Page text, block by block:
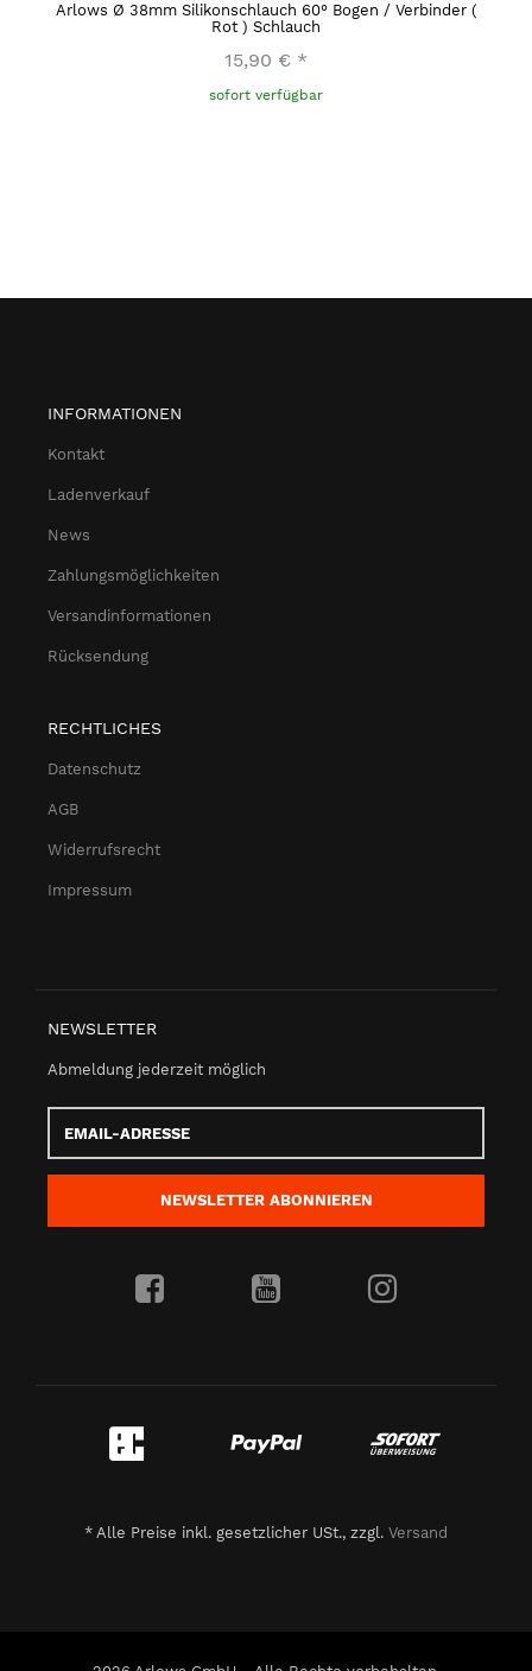
Arlows Ø 38mm Silikonschlauch 60° Bogen / Verbinder (
Rot ) Schlauch
15,90 € *
sofort verfügbar
INFORMATIONEN
Kontakt
Ladenverkauf
News
Zahlungsmöglichkeiten
Versandinformationen
Rücksendung
RECHTLICHES
Datenschutz
AGB
Widerrufsrecht
Impressum
NEWSLETTER
Abmeldung jederzeit möglich
Adresse
NEWSLETTER ABONNIEREN
* Alle Preise inkl. gesetzlicher USt., zzgl. Versand